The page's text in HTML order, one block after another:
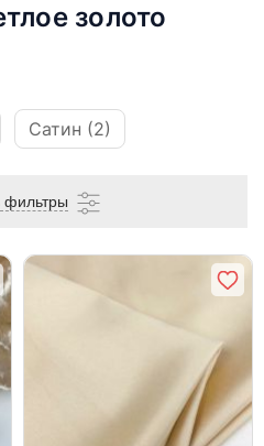
золото
Сатин (2)
фильтры